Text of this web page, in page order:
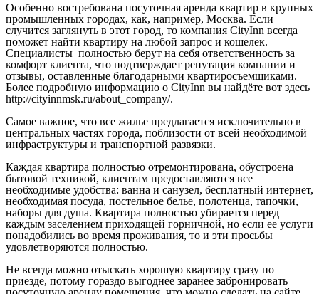
Особенно востребована посуточная аренда квартир в крупных
промышленных городах, как, например, Москва. Если
случится заглянуть в этот город, то компания CityInn всегда
поможет найти квартиру на любой запрос и кошелек.
Специалисты полностью берут на себя ответственность за
комфорт клиента, что подтверждает репутация компании и
отзывы, оставленные благодарными квартиросъемщиками.
Более подробную информацию о CityInn вы найдёте вот здесь
http://cityinnmsk.ru/about_company/.
Самое важное, что все жилье предлагается исключительно в
центральных частях города, поблизости от всей необходимой
инфраструктуры и транспортной развязки.
Каждая квартира полностью отремонтирована, обустроена
бытовой техникой, клиентам предоставляются все
необходимые удобства: ванна и санузел, бесплатный интернет,
необходимая посуда, постельное белье, полотенца, тапочки,
наборы для душа. Квартира полностью убирается перед
каждым заселением приходящей горничной, но если ее услуги
понадобились во время проживания, то и эти просьбы
удовлетворяются полностью.
Не всегда можно отыскать хорошую квартиру сразу по
приезде, потому гораздо выгоднее заранее забронировать